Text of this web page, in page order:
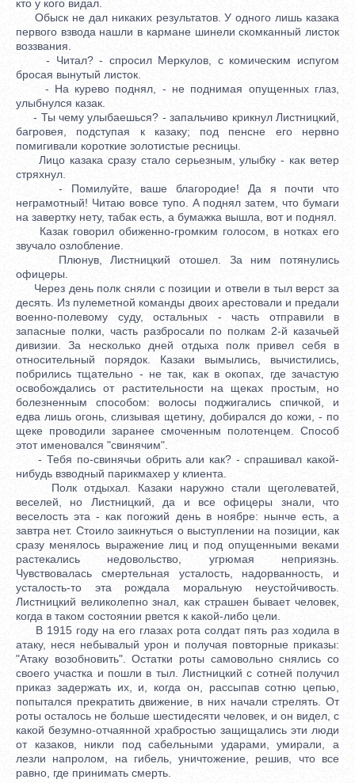
кто у кого видал.
Обыск не дал никаких результатов. У одного лишь казака
первого взвода нашли в кармане шинели скомканный листок
воззвания.
- Читал? - спросил Меркулов, с комическим испугом
бросая вынутый листок.
- На курево поднял, - не поднимая опущенных глаз,
улыбнулся казак.
- Ты чему улыбаешься? - запальчиво крикнул Листницкий,
багровея, подступая к казаку; под пенсне его нервно
помигивали короткие золотистые ресницы.
Лицо казака сразу стало серьезным, улыбку - как ветер
стряхнул.
- Помилуйте, ваше благородие! Да я почти что
неграмотный! Читаю вовсе тупо. А поднял затем, что бумаги
на завертку нету, табак есть, а бумажка вышла, вот и поднял.
Казак говорил обиженно-громким голосом, в нотках его
звучало озлобление.
Плюнув, Листницкий отошел. За ним потянулись
офицеры.
Через день полк сняли с позиции и отвели в тыл верст за
десять. Из пулеметной команды двоих арестовали и предали
военно-полевому суду, остальных - часть отправили в
запасные полки, часть разбросали по полкам 2-й казачьей
дивизии. За несколько дней отдыха полк привел себя в
относительный порядок. Казаки вымылись, вычистились,
побрились тщательно - не так, как в окопах, где зачастую
освобождались от растительности на щеках простым, но
болезненным способом: волосы поджигались спичкой, и
едва лишь огонь, слизывая щетину, добирался до кожи, - по
щеке проводили заранее смоченным полотенцем. Способ
этот именовался "свинячим".
- Тебя по-свинячьи обрить али как? - спрашивал какой-
нибудь взводный парикмахер у клиента.
Полк отдыхал. Казаки наружно стали щеголеватей,
веселей, но Листницкий, да и все офицеры знали, что
веселость эта - как погожий день в ноябре: нынче есть, а
завтра нет. Стоило заикнуться о выступлении на позиции, как
сразу менялось выражение лиц и под опущенными веками
растекались недовольство, угрюмая неприязнь.
Чувствовалась смертельная усталость, надорванность, и
усталость-то эта рождала моральную неустойчивость.
Листницкий великолепно знал, как страшен бывает человек,
когда в таком состоянии рвется к какой-либо цели.
В 1915 году на его глазах рота солдат пять раз ходила в
атаку, неся небывалый урон и получая повторные приказы:
"Атаку возобновить". Остатки роты самовольно снялись со
своего участка и пошли в тыл. Листницкий с сотней получил
приказ задержать их, и, когда он, рассыпав сотню цепью,
попытался прекратить движение, в них начали стрелять. От
роты осталось не больше шестидесяти человек, и он видел, с
какой безумно-отчаянной храбростью защищались эти люди
от казаков, никли под сабельными ударами, умирали, а
лезли напролом, на гибель, уничтожение, решив, что все
равно, где принимать смерть.